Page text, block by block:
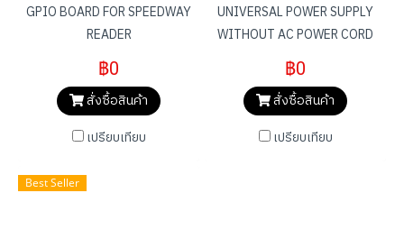
GPIO BOARD FOR SPEEDWAY
READER
฿0
สั่งซื้อสินค้า
เปรียบเทียบ
UNIVERSAL POWER SUPPLY
WITHOUT AC POWER CORD
฿0
สั่งซื้อสินค้า
เปรียบเทียบ
Best Seller